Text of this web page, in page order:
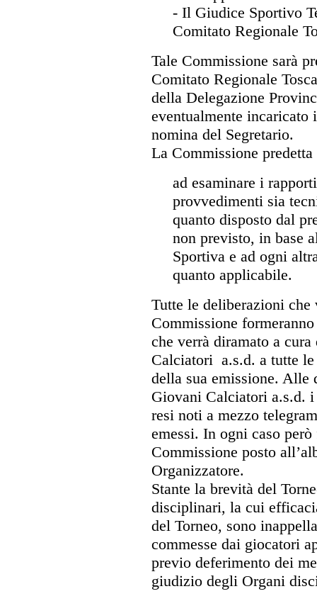
- Il Giudice Sportivo
Comitato Regionale
Tale Commissione sarà
Comitato Regionale
della Delegazione
eventualmente incaricato
nomina del Segretario.
La Commissione
ad esaminare i
provvedimenti sia
quanto disposto dal
non previsto, in base
Sportiva e ad ogni
quanto applicabile.
Tutte le deliberazioni che
Commissione
che verrà diramato a
Calciatori a.s.d. a tutte
della sua emissione. Alle
Giovani Calciatori a.s.d.
resi noti a mezzo
emessi. In ogni caso
Commissione posto
Organizzatore.
Stante la brevità del
disciplinari, la cui
del Torneo, sono
commesse dai giocatori
previo deferimento dei
giudizio degli Organi